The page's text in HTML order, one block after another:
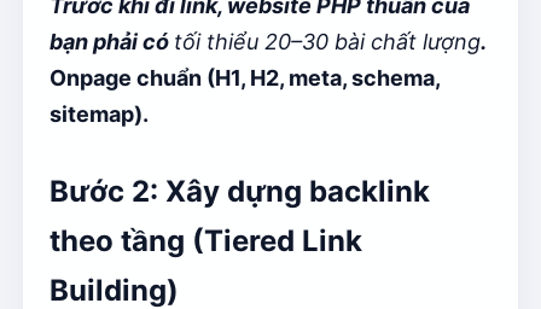
bạn phải có tối thiểu 20–30 bài chất lượng.
Onpage chuẩn (H1, H2, meta, schema,
sitemap).
Bước 2: Xây dựng backlink
theo tầng (Tiered Link
Building)